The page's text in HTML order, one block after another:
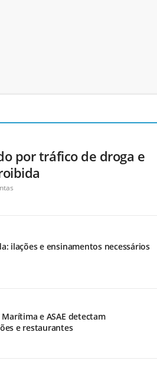
por tráfico de droga e
ilações e ensinamentos necessários
e ASAE detectam
e restaurantes